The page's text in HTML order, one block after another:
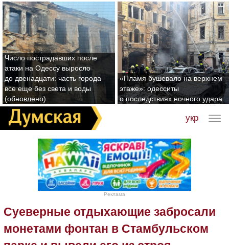
Число пострадавших после
атаки на Одессу выросло
до двенадцати: часть города
все еще без света и воды
(обновлено)
«Пламя бушевало на верхнем
этаже»: одесситы
о последствиях ночного удара
укр
Реклама
Суеверные отдыхающие забросали
монетами фонтан в Стамбульском